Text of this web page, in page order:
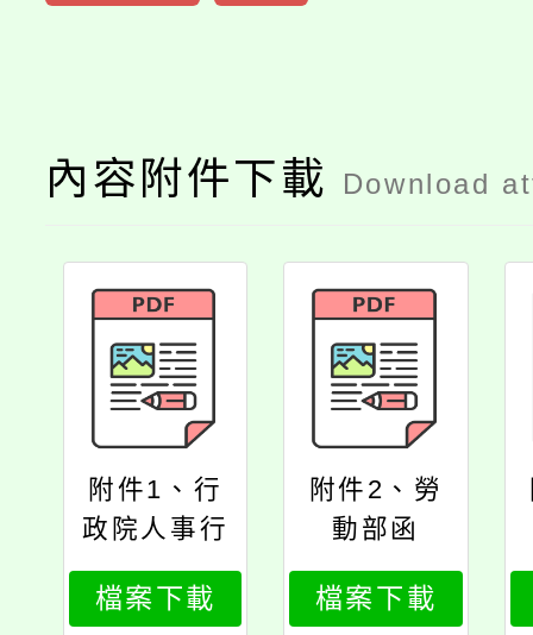
內容附件下載 Download
附件1、行
政院人事行
政總處書函
檔案下載
附件2、勞
動部函
檔案下載